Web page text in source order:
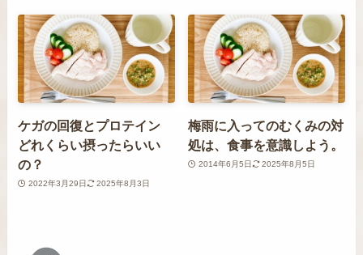
ケガの回復とプロテイン
どれくらい摂ったらいい
の？
2022年3月29日 2025年8月3日
梅雨に入ってのむくみの対
処は、食事を意識しよう。
2014年6月5日 2025年8月5日